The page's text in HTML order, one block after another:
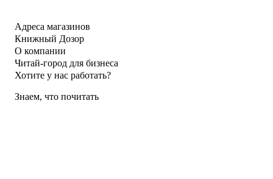
Адреса магазинов
Книжный Дозор
О компании
Читай-город для бизнеса
Хотите у нас работать?
Знаем, что почитать